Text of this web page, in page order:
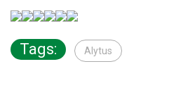
Tags: Alytus